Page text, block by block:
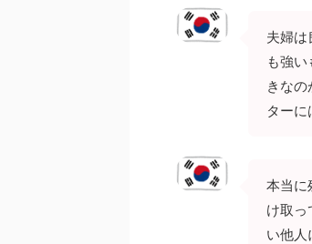
夫婦は
も強
きな
ターに
本当に
け取っ
い他人